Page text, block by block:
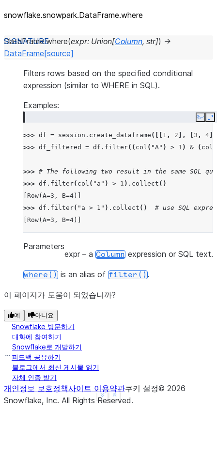
snowflake.snowpark.DataFrame.where
DataFrame.where(expr: Union[Column, str]) →
DataFrame [source]
Filters rows based on the specified conditional
expression (similar to WHERE in SQL).
Examples:
Copy
>>> df = session . create_dataframe ([[ 1 , 2 ], 3 , 4
>>> df_filtered = df . filter(( col ( "A" ) > 1 ) & ( col
>>> # The following two result in the same SQL
>>> df . filter( col ( "a" ) > 1 ) . collect ()
[Row(A=3, B=4)]
>>> df . filter( "a > 1" ) . collect ()
# use SQL
[Row(A=3, B=4)]
Show less
See more
Parameters
expr – a Column expression or SQL text.
where() is an alias of filter().
이 페이지가 도움이 되었습니까?
예 아니요
Snowflake 방문하기
대화에 참여하기
Snowflake로 개발하기
피드백 공유하기
블로그에서 최신 게시물 읽기
자체 인증 받기
개인정보 보호정책사이트 이용약관쿠키 설정© 2026
Snowflake, Inc. All Rights Reserved.